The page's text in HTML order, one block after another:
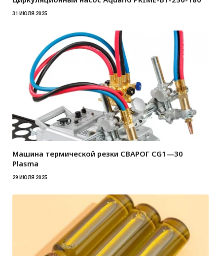
31 ИЮЛЯ 2025
Машина термической резки СВАРОГ CG1—30
Plasma
29 ИЮЛЯ 2025